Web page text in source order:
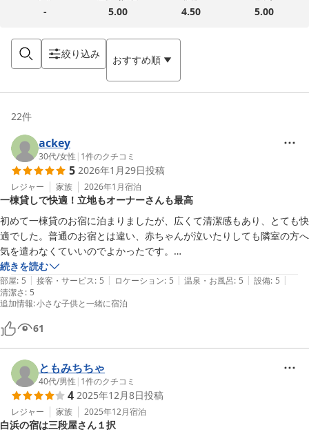
- 5.00 4.50 5.00
絞り込み おすすめ順
22件
ackey
30代/女性 | 1件のクチコミ
5 2026年1月29日投稿
レジャー 家族 2026年1月宿泊
一棟貸しで快適！立地もオーナーさんも最高
初めて一棟貸のお宿に泊まりましたが、広くて清潔感もあり、とても快
適でした。普通のお宿とは違い、赤ちゃんが泣いたりしても隣室の方へ
気を遣わなくていいのでよかったです。
アメニティは、使い捨て歯ブラシ・紙コップ・カミソリ・タオル・ドラ
イヤーがありました。ヘアブラシと寝巻きは持参する必要があります。
洗濯機があり、洗剤(ジェルボール)とハンガーもあり、大変助かりまし
た。冬の宿泊でしたが、脱衣所の扇風機をつければ翌朝には乾きまし
た。
れとれ市場も車で行けば近いので、立地もとてもよかったです。
オーナーさんもとても優しく気さくな方で、本当に利用してよかったで
す。また白浜へ行く際は利用させていただきます。ありがとうございま
した。
続きを読む
部屋: 5 | 接客・サービス: 5 | ロケーション: 5 | 温泉・お風呂: 5 | 設備: 5 |
清潔さ: 5
追加情報:小さな子供と一緒に宿泊
61
ともみちちゃ
40代/男性 | 1件のクチコミ
4 2025年12月8日投稿
レジャー 家族 2025年12月宿泊
白浜の宿は三段屋さん１択